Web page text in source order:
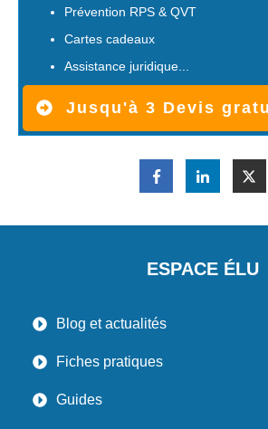
Prévention RPS & QVT
Cartes cadeaux
Assistance juridique...
Jusqu'à 3 Devis
ESPACE ÉLU
Blog et actualités
Fiches pratiques
Guides